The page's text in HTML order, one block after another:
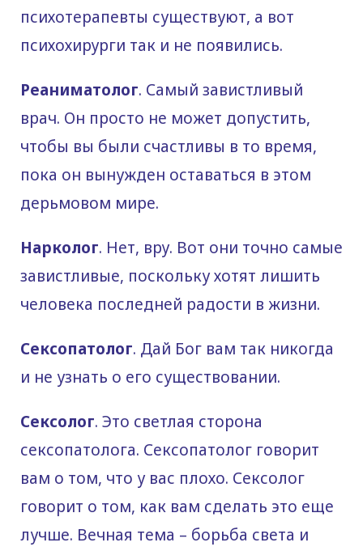
психотерапевты существуют, а вот
психохирурги так и не появились.
Реаниматолог. Самый завистливый
врач. Он просто не может допустить,
чтобы вы были счастливы в то время,
пока он вынужден оставаться в этом
дерьмовом мире.
Нарколог. Нет, вру. Вот они точно самые
завистливые, поскольку хотят лишить
человека последней радости в жизни.
Сексопатолог. Дай Бог вам так никогда
и не узнать о его существовании.
Сексолог. Это светлая сторона
сексопатолога. Сексопатолог говорит
вам о том, что у вас плохо. Сексолог
говорит о том, как вам сделать это еще
лучше. Вечная тема – борьба света и